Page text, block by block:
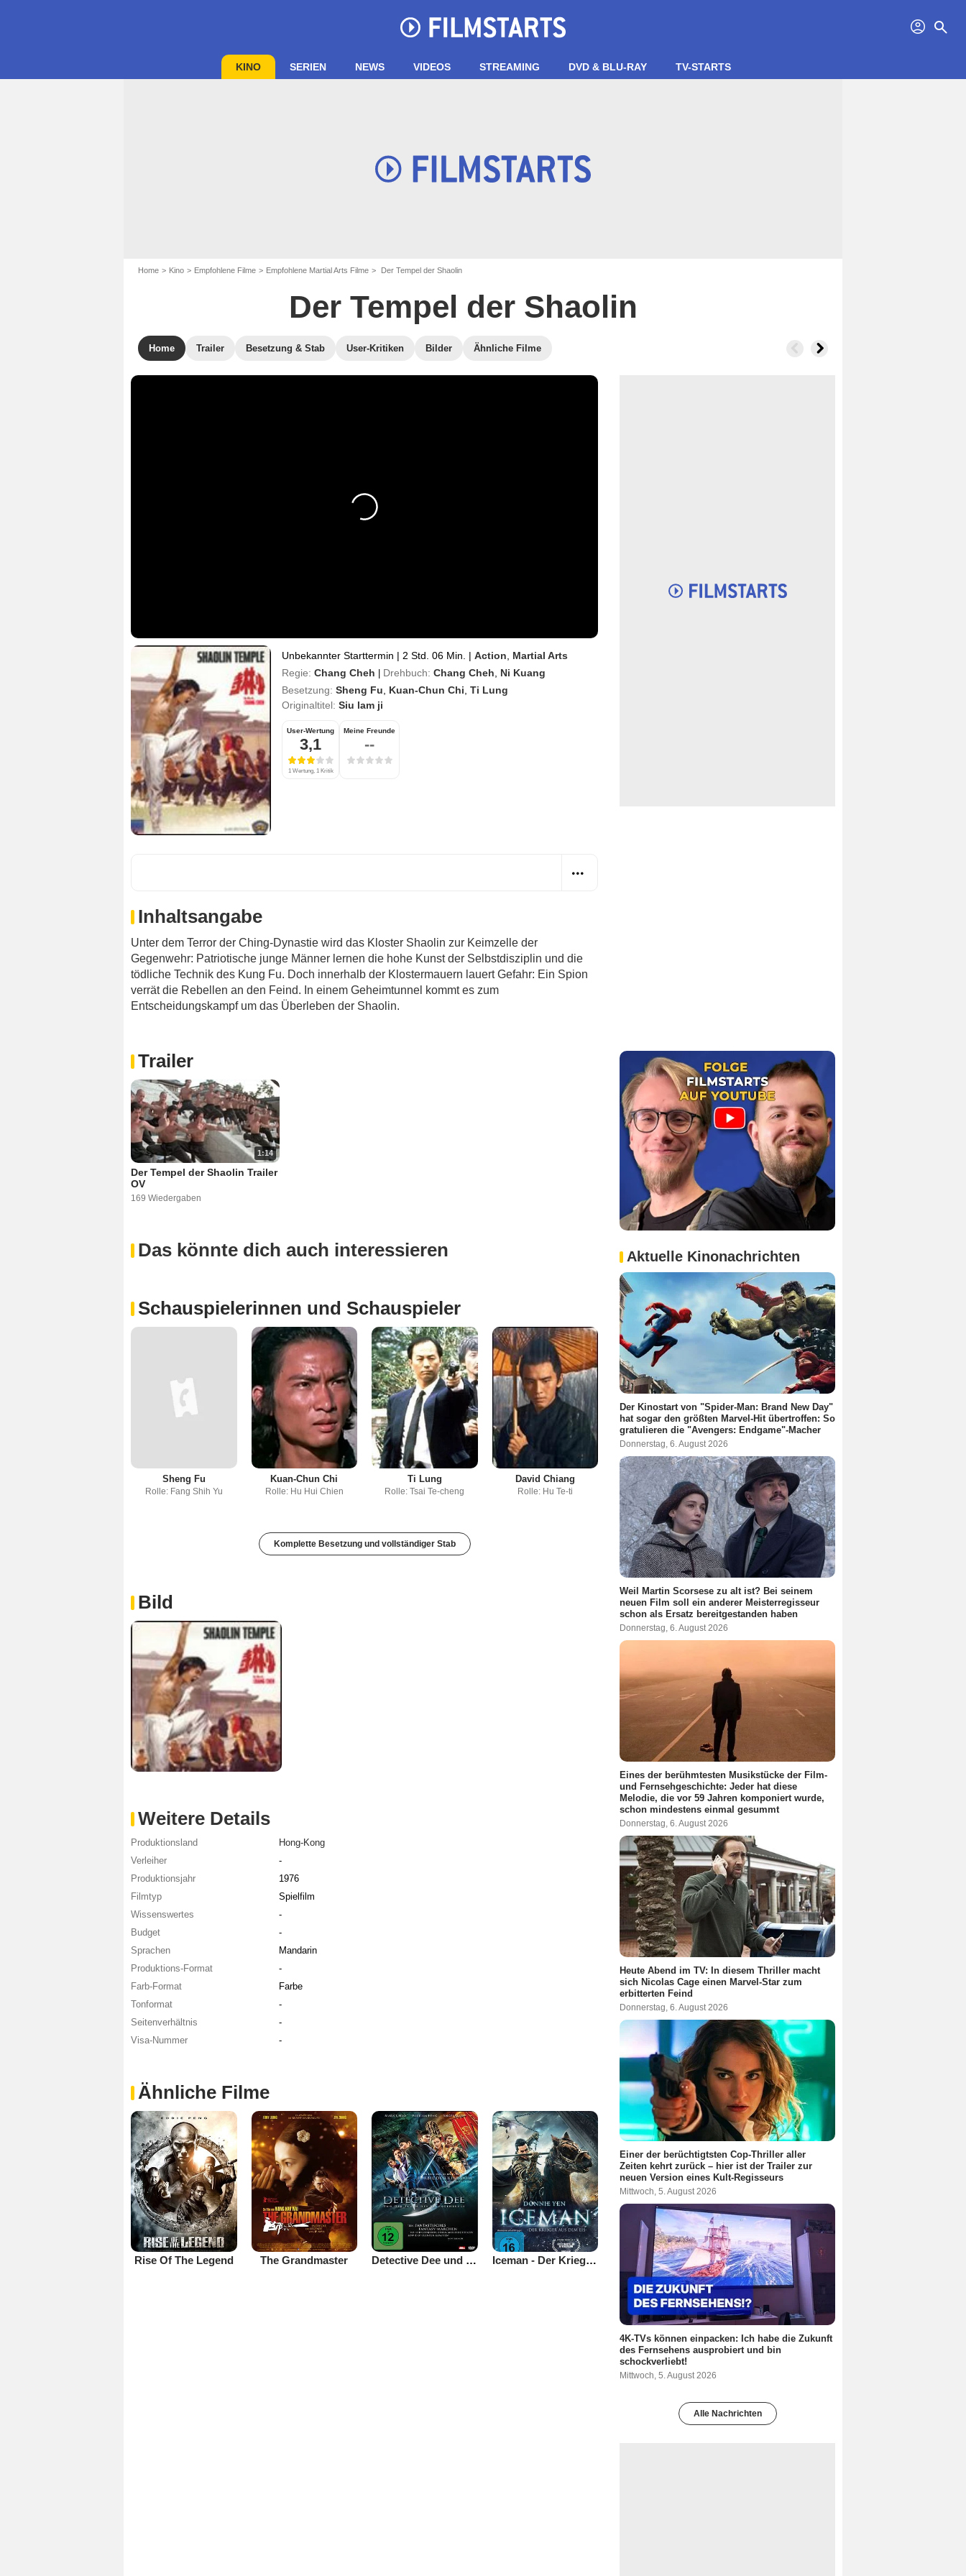
profil search
KINO SERIEN NEWS VIDEOS STREAMING DVD & BLU-RAY TV-STARTS
Home Kino Empfohlene Filme Empfohlene Martial Arts Filme Der Tempel der Shaolin
Der Tempel der Shaolin
Home Trailer Besetzung & Stab User-Kritiken Bilder Ähnliche Filme
Unbekannter Starttermin | 2 Std. 06 Min. | Action
Martial Arts
Regie: Chang Cheh | Drehbuch: Chang Cheh
Ni Kuang
Besetzung: Sheng Fu Kuan-Chun Chi Ti Lung
Originaltitel: Siu lam ji
User-Wertung
3,1
1 Wertung, 1 Kritik
Meine Freunde
--
Inhaltsangabe
Unter dem Terror der Ching-Dynastie wird das Kloster Shaolin zur Keimzelle der
Gegenwehr: Patriotische junge Männer lernen die hohe Kunst der Selbstdisziplin und die
tödliche Technik des Kung Fu. Doch innerhalb der Klostermauern lauert Gefahr: Ein Spion
verrät die Rebellen an den Feind. In einem Geheimtunnel kommt es zum
Entscheidungskampf um das Überleben der Shaolin.
Trailer
1:14
Der Tempel der Shaolin Trailer
OV
169 Wiedergaben
Das könnte dich auch interessieren
Schauspielerinnen und Schauspieler
Sheng Fu
Rolle: Fang Shih Yu
Kuan-Chun Chi
Rolle: Hu Hui Chien
Ti Lung
Rolle: Tsai Te-cheng
David Chiang
Rolle: Hu Te-ti
Komplette Besetzung und vollständiger Stab
Bild
Weitere Details
Produktionsland
Hong-Kong
Verleiher
-
Produktionsjahr
1976
Filmtyp
Spielfilm
Wissenswertes
-
Budget
-
Sprachen
Mandarin
Produktions-Format
-
Farb-Format
Farbe
Tonformat
-
Seitenverhältnis
-
Visa-Nummer
-
Ähnliche Filme
Rise Of The Legend The Grandmaster Detective Dee und der Fluch des Seeungeheuers Iceman - Der Krieger aus dem Eis
Aktuelle Kinonachrichten
Der Kinostart von "Spider-Man: Brand New Day"
hat sogar den größten Marvel-Hit übertroffen: So
gratulieren die "Avengers: Endgame"-Macher
Donnerstag, 6. August 2026
Weil Martin Scorsese zu alt ist? Bei seinem
neuen Film soll ein anderer Meisterregisseur
schon als Ersatz bereitgestanden haben
Donnerstag, 6. August 2026
Eines der berühmtesten Musikstücke der Film-
und Fernsehgeschichte: Jeder hat diese
Melodie, die vor 59 Jahren komponiert wurde,
schon mindestens einmal gesummt
Donnerstag, 6. August 2026
Heute Abend im TV: In diesem Thriller macht
sich Nicolas Cage einen Marvel-Star zum
erbitterten Feind
Donnerstag, 6. August 2026
Einer der berüchtigtsten Cop-Thriller aller
Zeiten kehrt zurück – hier ist der Trailer zur
neuen Version eines Kult-Regisseurs
Mittwoch, 5. August 2026
4K-TVs können einpacken: Ich habe die Zukunft
des Fernsehens ausprobiert und bin
schockverliebt!
Mittwoch, 5. August 2026
Alle Nachrichten